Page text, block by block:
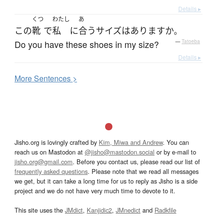
Details ▸
この
くつ
靴 で
わたし
私 に
あ
合うサイズはありますか。
Do you have these shoes in my size? — Tatoeba
Details ▸
MoreSentences >
Jisho.org is lovingly crafted by Kim, Miwa and Andrew. You can
reach us on Mastodon at @jisho@mastodon.social or by e-mail to
jisho.org@gmail.com. Before you contact us, please read our list of
frequently asked questions. Please note that we read all messages
we get, but it can take a long time for us to reply as Jisho is a side
project and we do not have very much time to devote to it.
This site uses the JMdict, Kanjidic2, JMnedict and Radkfile